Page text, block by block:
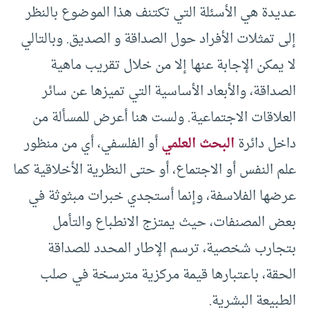
عديدة هي الأسئلة التي تكتنف هذا الموضوع بالنظر
إلى تمثلات الأفراد حول الصداقة و الصديق. وبالتالي
لا يمكن الإجابة عنها إلا من خلال تقريب ماهية
الصداقة، والأبعاد الأساسية التي تميزها عن سائر
العلاقات الاجتماعية. ولست هنا أعرض للمسألة من
داخل دائرةالبحث العلميأو الفلسفي، أي من منظور
علم النفس أو الاجتماع، أو حتى النظرية الأخلاقية كما
عرضها الفلاسفة، وإنما أستجدي خبرات مبثوثة في
بعض المصنفات، حيث يمتزج الانطباع والتأمل
بتجارب شخصية، ترسم الإطار المحدد للصداقة
الحقة، باعتبارها قيمة مركزية مترسخة في صلب
الطبيعة البشرية.